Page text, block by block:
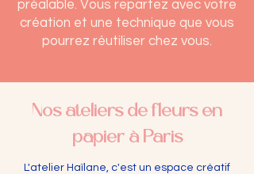
préalable. Vous repartez avec votre
création et une technique que vous
pourrez réutiliser chez vous.
Nos ateliers de fleurs en
papier à Paris
L'atelier Haïlane, c'est un espace créatif